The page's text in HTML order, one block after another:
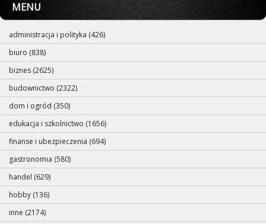
MENU
administracja i polityka (426)
biuro (838)
biznes (2625)
budownictwo (2322)
dom i ogród (350)
edukacja i szkolnictwo (1656)
finanse i ubezpieczenia (694)
gastronomia (580)
handel (629)
hobby (136)
inne (2174)